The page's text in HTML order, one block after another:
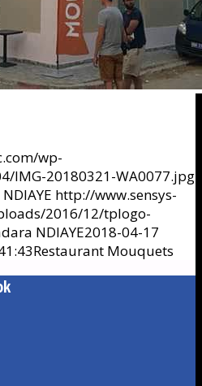
wp-
IMG-20180321-WA0077.jpg
http://www.sensys-
2016/12/tplogo-
NDIAYE2018-04-17
Restaurant Mouquets